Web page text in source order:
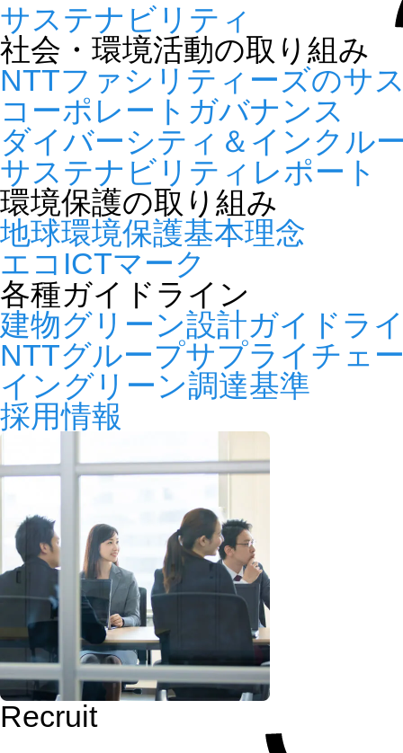
サステナビリティ
社会・環境活動の取り組み
NTTファシリティーズのサ
コーポレートガバナンス
ダイバーシティ＆インクル
サステナビリティレポート
環境保護の取り組み
地球環境保護基本理念
エコICTマーク
各種ガイドライン
建物グリーン設計ガイドラ
NTTグループサプライチェ
イングリーン調達基準
採用情報
Recruit